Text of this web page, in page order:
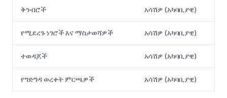
ቅንብሮች አሳሽዎ (አካባቢያዊ)
የሚደረጉ ነገሮች እና ማስታወሻዎች አሳሽዎ (አካባቢያዊ)
ተወዳጆች አሳሽዎ (አካባቢያዊ)
የግድግዳ ወረቀት ምርጫዎች አሳሽዎ (አካባቢያዊ)